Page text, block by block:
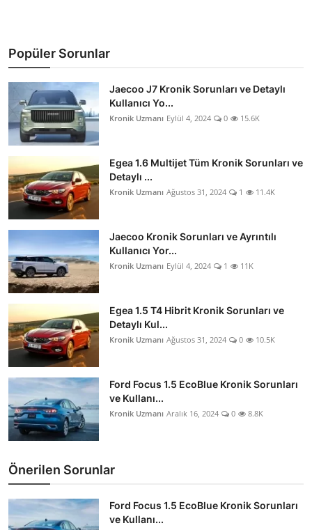
Popüler Sorunlar
Jaecoo J7 Kronik Sorunları ve Detaylı
Kullanıcı Yo...
Kronik Uzmanı Eylül 4, 2024 0 15.6K
Egea 1.6 Multijet Tüm Kronik Sorunları ve
Detaylı ...
Kronik Uzmanı Ağustos 31, 2024 1 11.4K
Jaecoo Kronik Sorunları ve Ayrıntılı
Kullanıcı Yor...
Kronik Uzmanı Eylül 4, 2024 1 11K
Egea 1.5 T4 Hibrit Kronik Sorunları ve
Detaylı Kul...
Kronik Uzmanı Ağustos 31, 2024 0 10.5K
Ford Focus 1.5 EcoBlue Kronik Sorunları
ve Kullanı...
Kronik Uzmanı Aralık 16, 2024 0 8.8K
Önerilen Sorunlar
Ford Focus 1.5 EcoBlue Kronik Sorunları
ve Kullanı...